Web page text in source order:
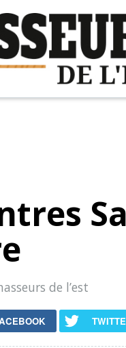
de l’est